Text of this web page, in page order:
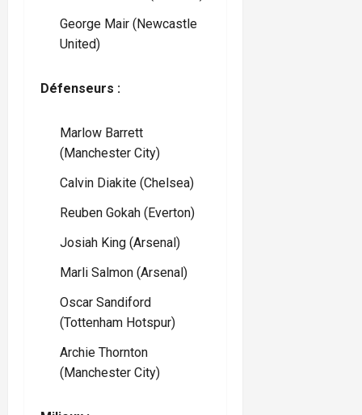
George Mair (Newcastle
United)
Défenseurs :
Marlow Barrett
(Manchester City)
Calvin Diakite (Chelsea)
Reuben Gokah (Everton)
Josiah King (Arsenal)
Marli Salmon (Arsenal)
Oscar Sandiford
(Tottenham Hotspur)
Archie Thornton
(Manchester City)